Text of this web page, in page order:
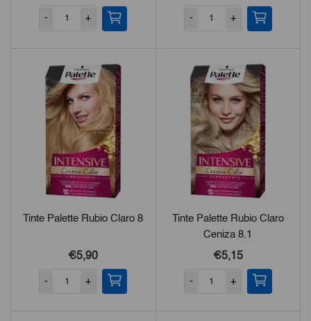
- + - +
Tinte Palette Rubio Claro 8
€5,90
- +
Tinte Palette Rubio Claro
Ceniza 8.1
€5,15
- +